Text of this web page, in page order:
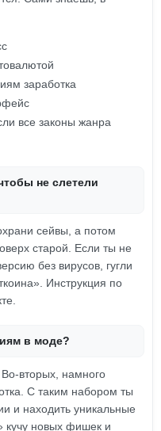
заработка
все законы жанра
не слетели
сейвы, а потом
старой. Если ты не
без вирусов, гугли
Инструкция по
в моде?
вторых, намного
С таким набором ты
и находить уникальные
кучу новых фишек и